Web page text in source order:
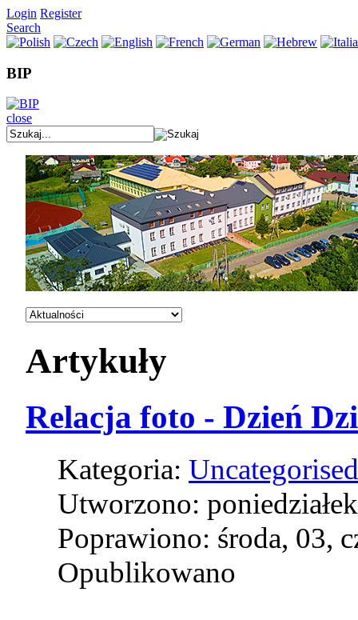
Login Register
Search
BIP
close
Artykuły
Relacja foto - Dzień
Kategoria:
Utworzono:
Poprawiono: środa, 03,
Opublikowano